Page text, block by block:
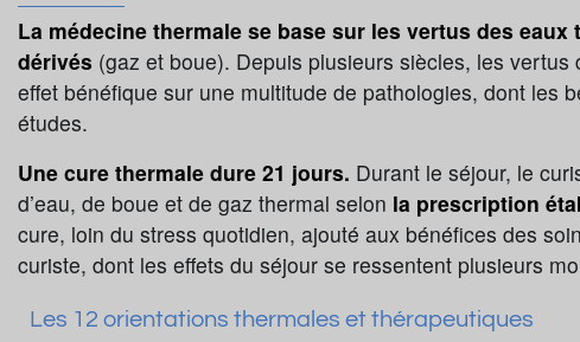
La médecine thermale se base sur les vertus des
dérivés (gaz et boue). Depuis plusieurs siècles, les
effet bénéfique sur une multitude de pathologies, dont les
études.
Une cure thermale dure 21 jours. Durant le séjour, le
d’eau, de boue et de gaz thermal selon la prescription
cure, loin du stress quotidien, ajouté aux bénéfices des
curiste, dont les effets du séjour se ressentent plusieurs
Les 12 orientations thermales et thérapeutiques